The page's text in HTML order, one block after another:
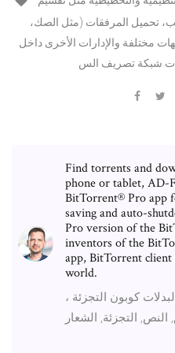
تحميل المرفقات (مثل الصك،
مختلفة والإدارات الأخرى داخل
شبكة تصريف الس
Find torrents and
phone or tablet, AD-
BitTorrent® Pro app
saving and auto-
Pro version of the
inventors of the
app, BitTorrent
world.
كوبون التجزئة ،